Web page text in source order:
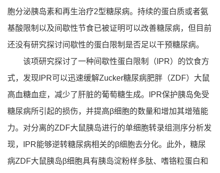
胞分泌胰岛素和再生治疗2型糖尿病。持续的蛋白质或者氨
基酸限制以及间歇性节食已被证明可以改善糖尿病，但目前
还没有研究探讨间歇性的蛋白限制是否足以干预糖尿病。
该项研究探讨了一种间歇性蛋白限制（IPR）的饮食方
式，发现IPR可以迅速缓解Zucker糖尿病肥胖（ZDF）大鼠
高血糖血症，减少了肝脏的葡萄糖生成。IPR保护胰岛免受
糖尿病所引起的损伤，并提高β细胞的数量和增加其增殖能
力。对分离的ZDF大鼠胰岛进行的单细胞转录组测序分析发
现，IPR能够逆转糖尿病相关的β细胞去分化。此外，糖尿
病ZDF大鼠胰岛β细胞具有胰岛淀粉样多肽、嗜铬粒蛋白和